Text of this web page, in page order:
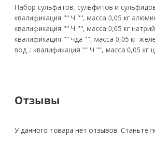
Набор сульфатов, сульфитов и
квалификация "" Ч "", масса 0,05 кг
квалификация "" Ч "", масса 0,05 кг
квалификация "" чда "", масса 0,05 кг
вод .: квалификация "" Ч "", масса 0,05 кг
Отзывы
У данного товара нет отзывов. Станьте